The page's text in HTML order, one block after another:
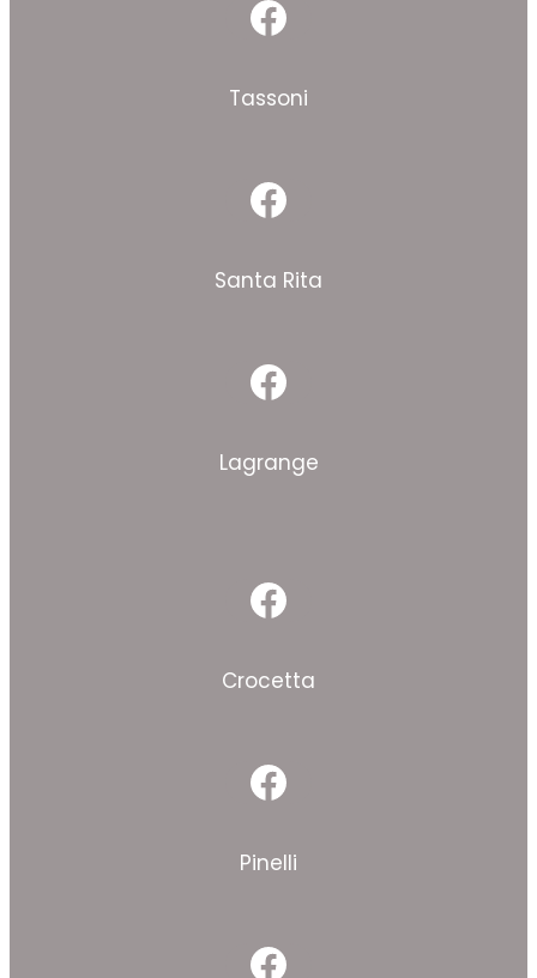
Facebook
Tassoni
Facebook
Santa Rita
Facebook
Lagrange
Facebook
Crocetta
Facebook
Pinelli